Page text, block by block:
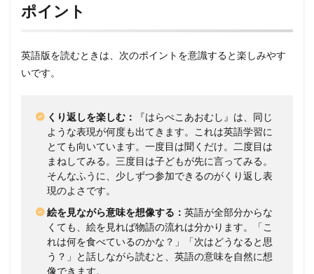
ポイント
英語版を読むときは、次のポイントを意識すると楽しみやす
いです。
くり返しを楽しむ：
『はらぺこあおむし』は、同じ
ような表現が何度も出てきます。これは英語学習に
とても向いています。一度目は聞くだけ。二度目は
まねしてみる。三度目は子どもが先に言ってみる。
そんなふうに、少しずつ参加できるのがくり返し表
現のよさです。
絵を見ながら意味を想像する： 英語が全部分からな
くても、絵を見れば物語の流れは分かります。「こ
れは何を食べているのかな？」「次はどうなると思
う？」と話しながら読むと、英語の意味を自然に想
像できます。